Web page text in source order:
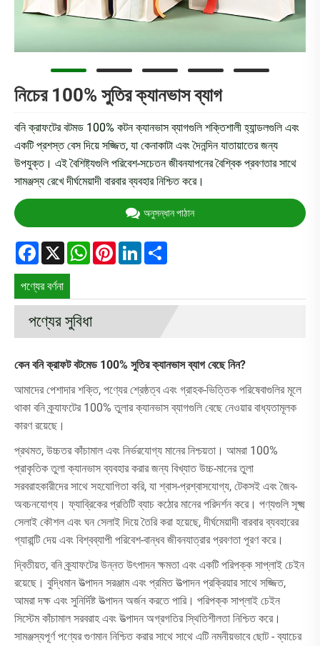
নিচের 100% সুতির ক্যানভাস ব্যাগ
বনি ক্রাফটের বটমড 100% কটন ক্যানভাস ব্যাগগুলি শক্তিশালী হ্যান্ডলগুলি এবং
একটি প্রশস্ত বেস দিয়ে সজ্জিত, যা কেনাকাটা এবং দৈনন্দিন যাতায়াতের জন্য
উপযুক্ত। এই বৈশিষ্ট্যগুলি পরিবেশ-সচেতন জীবনযাপনের বৈশ্বিক প্রবণতার সাথে
সামঞ্জস্য রেখে দীর্ঘমেয়াদী বারবার ব্যবহার নিশ্চিত করে।
অনুসন্ধান পাঠান
Facebook
X WhatsApp
PinterestLinkedIn
পণ্যের বর্ণনা
পণ্যের সুবিধা
কেন বনি ক্রাফট বটমেড 100% সুতির ক্যানভাস ব্যাগ বেছে নিন?
আমাদের পেশাদার শক্তি, পণ্যের শ্রেষ্ঠত্ব এবং গ্রাহক-ভিত্তিক পরিষেবাগুলির মূলে
থাকা বনি ক্র্যাফটের 100% তুলার ক্যানভাস ব্যাগগুলি বেছে নেওয়ার বাধ্যতামূলক
কারণ রয়েছে।
প্রথমত, উচ্চতর কাঁচামাল এবং নির্ভরযোগ্য মানের নিশ্চয়তা। আমরা 100%
প্রাকৃতিক তুলা ক্যানভাস ব্যবহার করার জন্য বিখ্যাত উচ্চ-মানের তুলা
সরবরাহকারীদের সাথে সহযোগিতা করি, যা শ্বাস-প্রশ্বাসযোগ্য, টেকসই এবং জৈব-
অবচনযোগ্য। ফ্যাব্রিকের প্রতিটি ব্যাচ কঠোর মানের পরিদর্শন করে। পণ্যগুলি সূক্ষ্ম
সেলাই কৌশল এবং ঘন সেলাই দিয়ে তৈরি করা হয়েছে, দীর্ঘমেয়াদী বারবার ব্যবহারের
গ্যারান্টি দেয় এবং বিশ্বব্যাপী পরিবেশ-বান্ধব জীবনযাত্রার প্রবণতা পূরণ করে।
দ্বিতীয়ত, বনি ক্র্যাফটের উন্নত উৎপাদন ক্ষমতা এবং একটি পরিপক্ক সাপ্লাই চেইন
রয়েছে। বুদ্ধিমান উত্পাদন সরঞ্জাম এবং প্রমিত উত্পাদন প্রক্রিয়ার সাথে সজ্জিত,
আমরা দক্ষ এবং সুনির্দিষ্ট উত্পাদন অর্জন করতে পারি। পরিপক্ক সাপ্লাই চেইন
সিস্টেম কাঁচামাল সরবরাহ এবং উত্পাদন অগ্রগতির স্থিতিশীলতা নিশ্চিত করে।
সামঞ্জস্যপূর্ণ পণ্যের গুণমান নিশ্চিত করার সাথে সাথে এটি নমনীয়ভাবে ছোট - ব্যাচের